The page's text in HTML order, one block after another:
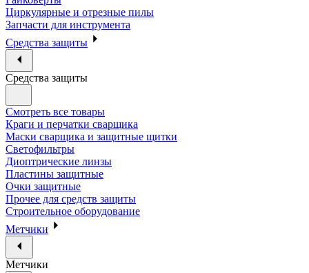
Циркулярные и отрезные пилы
Запчасти для инструмента
Средства защиты
Средства защиты
Смотреть все товары
Краги и перчатки сварщика
Маски сварщика и защитные щитки
Светофильтры
Диоптрические линзы
Пластины защитные
Очки защитные
Прочее для средств защиты
Строительное оборудование
Метчики
Метчики